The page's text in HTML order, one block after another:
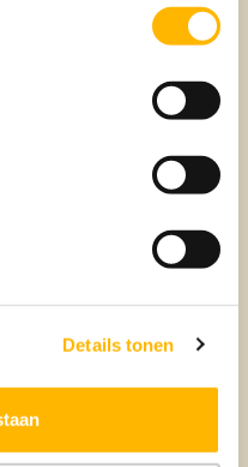
Details tonen
naar
de aankoop van een
De ontvanger en
jubelton voor de woning
hij of zij het geld
doen.